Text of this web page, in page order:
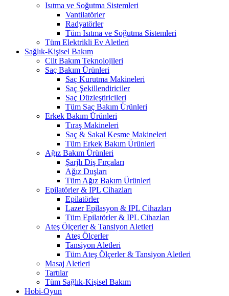
Isıtma ve Soğutma Sistemleri
Vantilatörler
Radyatörler
Tüm Isıtma ve Soğutma Sistemleri
Tüm Elektrikli Ev Aletleri
Sağlık-Kişisel Bakım
Cilt Bakım Teknolojileri
Saç Bakım Ürünleri
Saç Kurutma Makineleri
Saç Şekillendiriciler
Saç Düzleştiricileri
Tüm Saç Bakım Ürünleri
Erkek Bakım Ürünleri
Tıraş Makineleri
Saç & Sakal Kesme Makineleri
Tüm Erkek Bakım Ürünleri
Ağız Bakım Ürünleri
Şarjlı Diş Fırçaları
Ağız Duşları
Tüm Ağız Bakım Ürünleri
Epilatörler & IPL Cihazları
Epilatörler
Lazer Epilasyon & IPL Cihazları
Tüm Epilatörler & IPL Cihazları
Ateş Ölçerler & Tansiyon Aletleri
Ateş Ölçerler
Tansiyon Aletleri
Tüm Ateş Ölçerler & Tansiyon Aletleri
Masaj Aletleri
Tartılar
Tüm Sağlık-Kişisel Bakım
Hobi-Oyun